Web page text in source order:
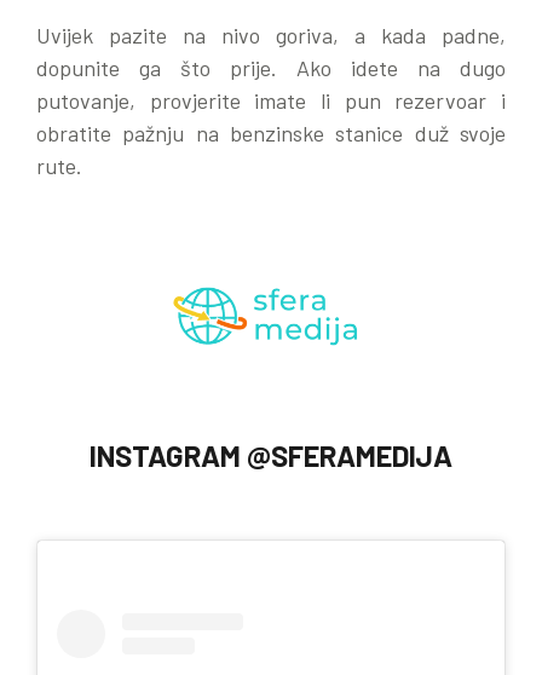
Uvijek pazite na nivo goriva, a kada padne,
dopunite ga što prije. Ako idete na dugo
putovanje, provjerite imate li pun rezervoar i
obratite pažnju na benzinske stanice duž svoje
rute.
INSTAGRAM @SFERAMEDIJA